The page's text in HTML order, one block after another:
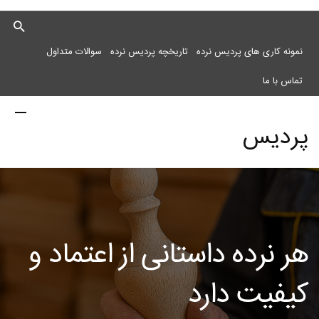
نمونه کاری های پردیس نرده تاریخچه پردیس نرده سوالات متداول
تماس با ما
پردیس
نرده
مرکز
هر نرده داستانی از اعتماد و
کیفیت دارد